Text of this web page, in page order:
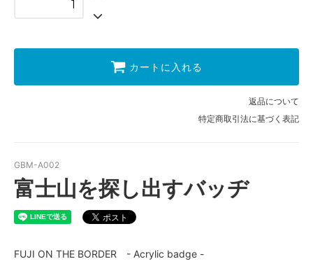
カートに入れる
返品について
特定商取引法に基づく表記
GBM-A002
富士山を探し出すバッヂ
FUJI ON THE BORDER - Acrylic badge -